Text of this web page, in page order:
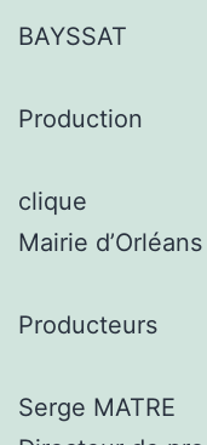
BAYSSAT
Production
clique
Mairie d’Orléans
Producteurs
Serge MATRE